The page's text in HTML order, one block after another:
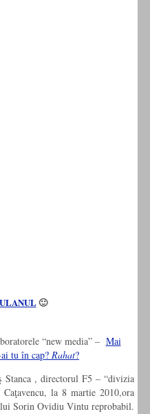
🙂
“new media” – Mai
tu în cap? Rahat?
, directorul F5 – “divizia
la 8 martie 2010,ora
Sorin Ovidiu Vintu reprobabil.